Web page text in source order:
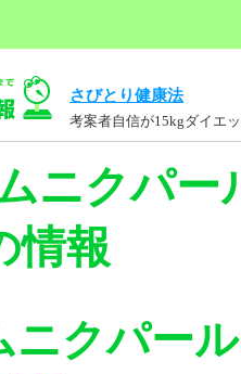
さびとり健康法
考案者自信が15kgダイエ
ニクパー
情報
ニクパー